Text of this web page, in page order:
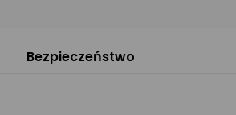
Bezpieczeństwo